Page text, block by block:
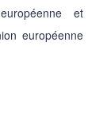
et
européenne